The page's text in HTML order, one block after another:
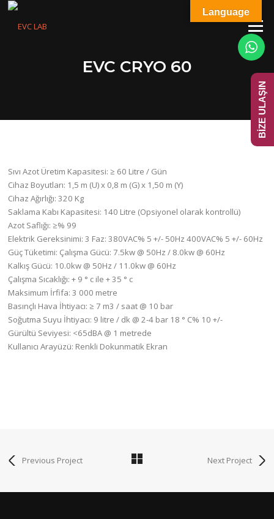
İçeriğe
Menü
EVC CRYO 60
Sıvı Azot Üretim Kapasitesi: ≥ 60 Litre / Gün
Cihaz Boyutları: 1,5 m (U) x 0,8 m (G) x 1,50 m (Y)
Cihaz Ağırlığı: 320 Kg
Saklama Kabı Kapasitesi: 140 Litre (Opsiyonel olarak kontrollü)
Azot Saflığı: ≥% 99
Elektrik Gereksinimi: 3 Faz: 380VAC% 5 +/- 50Hz 400VAC% 5 +/- 60Hz
Güç Tüketimi: Çalışma Gücü: 7.5kw @ 50Hz / 8.0kw @ 60Hz
Kalkış Gücü: 10.0kw @ 50Hz / 11.0kw @ 60Hz
Çalışma Sıcaklığı: + 9 ° c ile + 35 ° c
Maksimum İrfifa: 3 000 metre
Basınçlı Hava İhtiyacı: ≥ 7 m3 / saat @ 10 bar
Soğutma Suyu İhtiyacı: 9 litre / dk @ 2-4 bar 18 ° C% 10 +/-
Gürültü Seviyesi: <65dBA @ 1 metrede
Kullanıcı Arayüzü: Renkli Dokunmatik Ekran
Previous Project Next Project
Language
BİZE ULAŞIN